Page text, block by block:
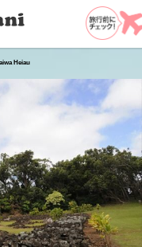
Heiau